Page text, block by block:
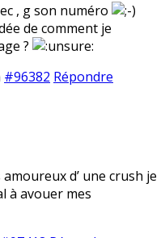
, g son numéro
de comment je
?
#96382 Répondre
d’ une crush je
à avouer mes